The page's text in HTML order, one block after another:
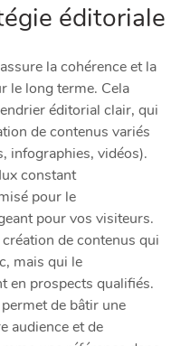
éditoriale
la cohérence et la
le long terme. Cela
éditorial clair, qui
de contenus variés
infographies, vidéos).
constant
pour le
pour vos visiteurs.
de contenus qui
mais qui le
en prospects qualifiés.
de bâtir une
audience et de